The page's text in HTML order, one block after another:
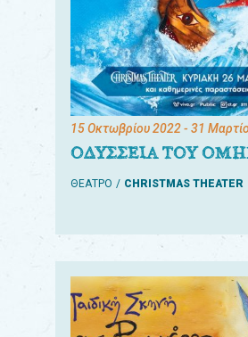
15 Οκτωβρίου 2022- 31
ΟΔΥΣΣΕΙΑ ΤΟΥ
ΘΕΑΤΡΟ CHRISTMAS THEATER